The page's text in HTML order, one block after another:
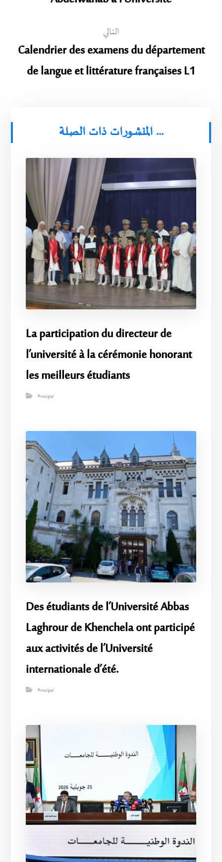
التالي
Calendrier des examens du département
de langue et littérature françaises L1
المنشورات ذات الصلة ...
La participation du directeur de
l’université à la cérémonie honorant
les meilleurs étudiants
Principal
Des étudiants de l’Université Abbas
Laghrour de Khenchela ont participé
aux activités de l’Université
internationale d’été.
Principal